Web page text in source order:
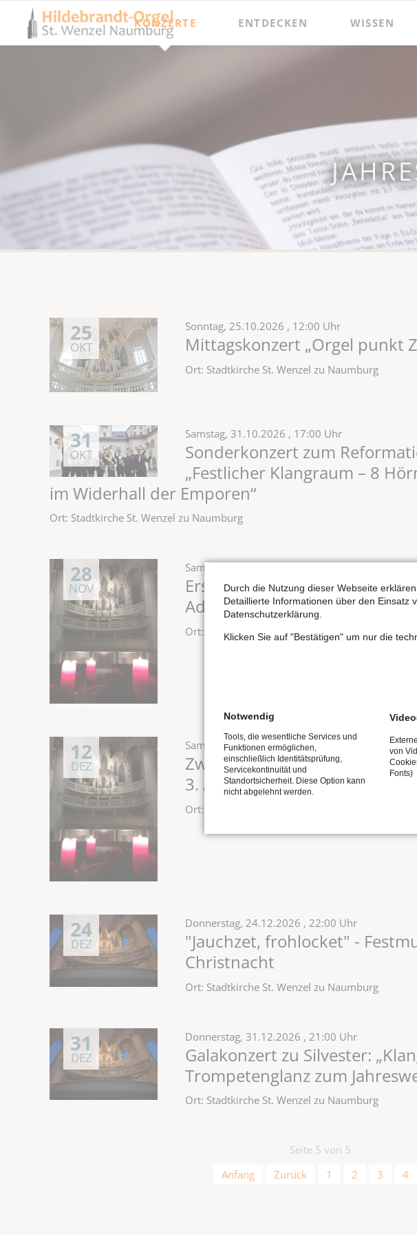
KONZERTE
Festival Hildebrandt-Tage
ENTDECKEN WISSEN
Bach in
25
OKT
Sonntag, 25.10.2026 , 12:00 Uhr
Mittagskonzert „Orgel punkt
Ort: Stadtkirche St. Wenzel zu Naumburg
31
OKT
Samstag, 31.10.2026 , 17:00 Uhr
Sonderkonzert zum
„Festlicher Klangraum – 8
im Widerhall der Emporen“
Ort: Stadtkirche St. Wenzel zu Naumburg
28
NOV
Samstag,
Erste Musik zum
Advent | für Solosopran &
Ort: Stadtkirche St. Wenzel zu Naumburg
12
DEZ
Samstag,12.12.2026 , 15:00–17:30 Uhr
Zweite Musik zum
3. Advent
Ort: Stadtkirche St. Wenzel zu Naumburg
24
DEZ
Donnerstag, 24.12.2026 , 22:00 Uhr
"Jauchzet, frohlocket" -
Christnacht
Ort: Stadtkirche St. Wenzel zu Naumburg
31
DEZ
Donnerstag, 31.12.2026 , 21:00 Uhr
Galakonzert zu Silvester:
Trompetenglanz zum
Ort: Stadtkirche St. Wenzel zu Naumburg
Seite 5 von 5
Anfang
Zurück 1 2 3 4
Durch die Nutzung dieser Webseite
Detaillierte Informationen über den Einsatz
Datenschutzerklärung.
Klicken Sie auf "Bestätigen" um nur die
Notwendig
Tools, die wesentliche Services und
Funktionen ermöglichen,
einschließlich Identitätsprüfung,
Servicekontinuität und
Standortsicherheit. Diese Option kann
nicht abgelehnt werden.
von
Fonts)